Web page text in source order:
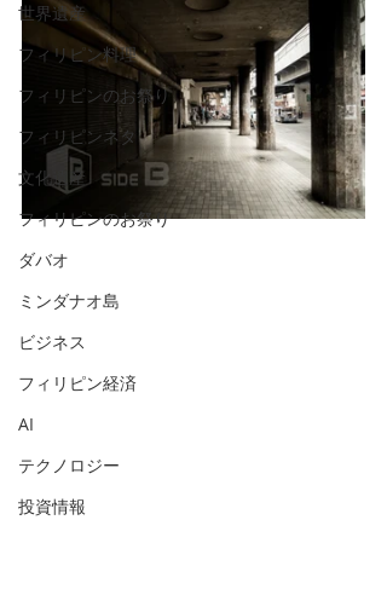
世界遺産
フィリピン料理
フィリピンのお祭り
フィリピンネタ
文化遺産
フィリピンのお祭り
ダバオ
ミンダナオ島
ビジネス
フィリピン経済
AI
テクノロジー
投資情報